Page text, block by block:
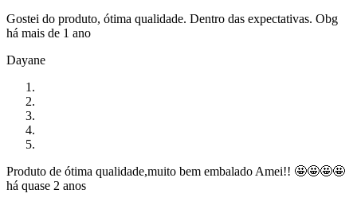
Gostei do produto, ótima qualidade. Dentro das expectativas. Obg
há mais de 1 ano
Dayane
Produto de ótima qualidade,muito bem embalado Amei!! 🤩🤩🤩🤩
há quase 2 anos